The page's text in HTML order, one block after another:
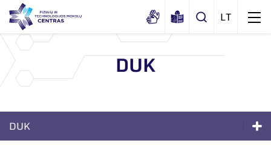
Apie mus
Sertifikatai ir akreditavimo pažymėjimai
Struktūra
Naujienos
DUK
DUK